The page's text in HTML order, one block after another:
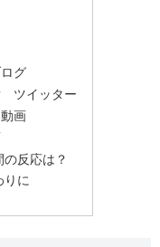
グ
ツイッター
画
反応は？
に